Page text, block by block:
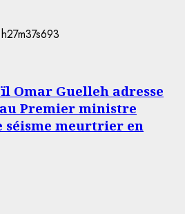
Omar Guelleh adresse
au Premier ministre
séisme meurtrier en